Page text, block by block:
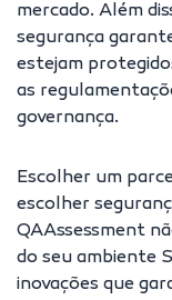
mercado. Além
segurança
estejam
as
governança.
Escolher um
escolher
QAAssessment
do seu ambiente
inovações que